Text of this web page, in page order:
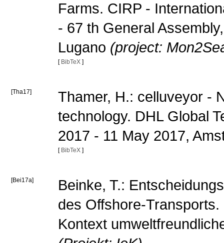
Farms. CIRP -
- 67 th General
Lugano (project:
[ BibTeX ]
[Tha17]
Thamer, H.: celluveyor -
technology. DHL Global
2017 - 11 May 2017,
[ BibTeX ]
[Bei17a]
Beinke, T.:
des Offshore-
Kontext